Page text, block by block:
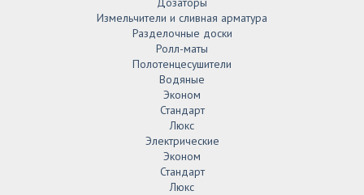
Измельчители и сливная арматура
Разделочные доски
Ролл-маты
Полотенцесушители
Водяные
Эконом
Стандарт
Люкс
Электрические
Эконом
Стандарт
Люкс